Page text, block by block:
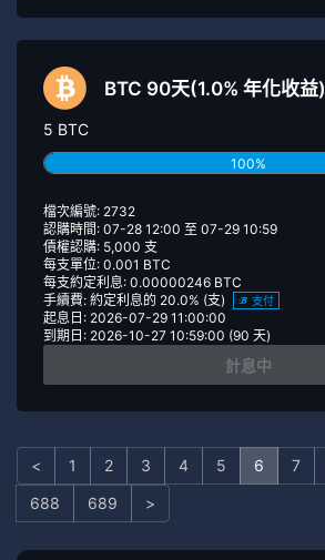
BTC 90天(1.0% 年化收益)
5 BTC
100%
檔次編號: 2732
認購時間: 07-28 12:00 至 07-29 10:59
債權認購: 5,000 支
每支單位: 0.001 BTC
每支約定利息: 0.00000246 BTC
手續費: 約定利息的 20.0% (支)
支付
起息日: 2026-07-29 11:00:00
到期日: 2026-10-27 10:59:00 (90 天)
計息中
< 1 2 3 4 5 6 7
688
689 >